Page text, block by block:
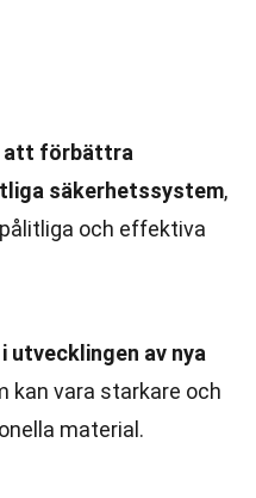
att förbättra
säkerhetssystem,
och effektiva
utvecklingen av nya
kan vara starkare och
material.